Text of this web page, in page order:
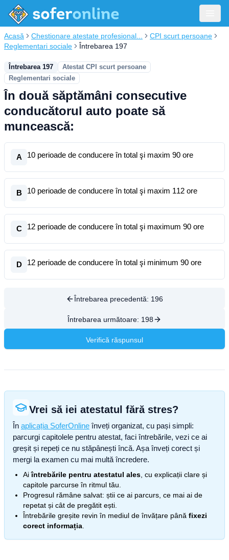
Acasă Chestionare atestate profesional...
CPI scurt persoane
Reglementari sociale
Întrebarea 197
Întrebarea 197
Atestat CPI scurt persoane
Reglementari sociale
În două săptămâni consecutive
conducătorul auto poate să
muncească:
A 10 perioade de conducere în total şi maxim 90 ore
B 10 perioade de conducere în total şi maxim 112 ore
C 12 perioade de conducere în total şi maximum 90 ore
D 12 perioade de conducere în total şi minimum 90 ore
Întrebarea precedentă: 196
Întrebarea următoare: 198
Verifică răspunsul
Vrei să iei atestatul fără stres?
În aplicația SoferOnline înveți organizat, cu pași simpli:
parcurgi capitolele pentru atestat, faci întrebările, vezi ce ai
greșit și repeți ce nu stăpânești încă. Așa înveți corect și
mergi la examen cu mai multă încredere.
Aiîntrebările pentru atestatul ales , cu explicații clare și
capitole parcurse în ritmul tău.
Progresul rămâne salvat: știi ce ai parcurs, ce mai ai de
repetat și cât de pregătit ești.
Întrebările greșite revin în mediul de învățare până fixezi
corect informația